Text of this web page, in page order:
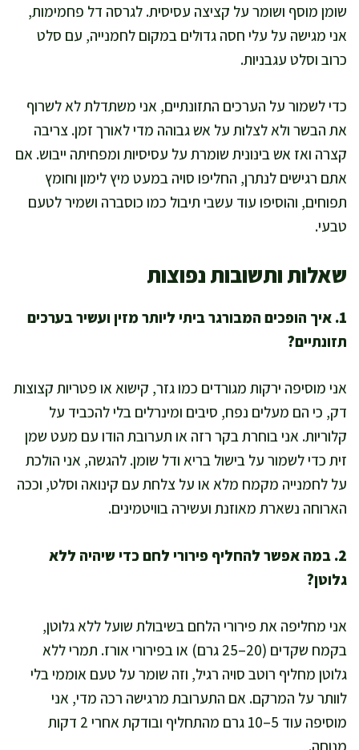
שומן מוסף ושומר על קציצה עסיסית. לגרסה דל פחמימות,
אני מגישה על עלי חסה גדולים במקום לחמנייה, עם סלט
כרוב וסלט עגבניות.
כדי לשמור על הערכים התזונתיים, אני משתדלת לא לשרוף
את הבשר ולא לצלות על אש גבוהה מדי לאורך זמן. צריבה
קצרה ואז אש בינונית שומרת על עסיסיות ומפחיתה ייבוש. אם
אתם רגישים לנתרן, החליפו סויה במעט מיץ לימון וחומץ
תפוחים, והוסיפו עוד עשבי תיבול כמו כוסברה ושמיר לטעם
טבעי.
שאלות ותשובות נפוצות
1. איך הופכים המבורגר ביתי ליותר מזין ועשיר בערכים
תזונתיים?
אני מוסיפה ירקות מגורדים כמו גזר, קישוא או פטריות קצוצות
דק, כי הם מעלים נפח, סיבים ומינרלים בלי להכביד על
קלוריות. אני בוחרת בקר רזה או תערובת הודו עם מעט שמן
זית כדי לשמור על בישול בריא ודל שומן. להגשה, אני הולכת
על לחמנייה מקמח מלא או על צלחת עם קינואה וסלט, וככה
הארוחה נשארת מאוזנת ועשירה בוויטמינים.
2. במה אפשר להחליף פירורי לחם כדי שיהיה ללא
גלוטן?
אני מחליפה את פירורי הלחם בשיבולת שועל ללא גלוטן,
בקמח שקדים (20–25 גרם) או בפירורי אורז. תמרי ללא
גלוטן מחליף רוטב סויה רגיל, וזה שומר על טעם אוממי בלי
לוותר על המרקם. אם התערובת מרגישה רכה מדי, אני
מוסיפה עוד 5–10 גרם מהתחליף ובודקת אחרי 2 דקות
מנוחה.